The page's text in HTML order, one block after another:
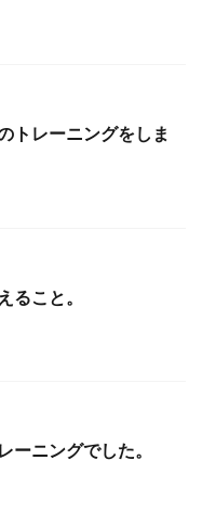
トレーニングをしま
ること。
ーニングでした。